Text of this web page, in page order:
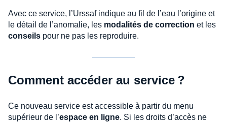
Avec ce service, l’Urssaf indique au fil de l’eau l’origine et
le détail de l’anomalie, les modalités de correction et les
conseils pour ne pas les reproduire.
Comment accéder au service ?
Ce nouveau service est accessible à partir du menu
supérieur de l’espace en ligne. Si les droits d’accès ne